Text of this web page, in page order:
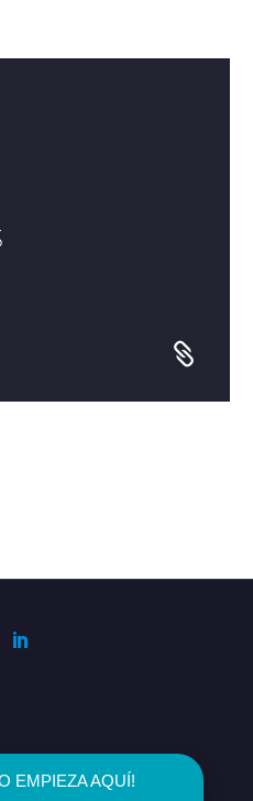
EMPIEZA AQUÍ!
& Emprendimiento